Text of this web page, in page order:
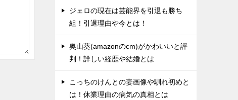
ジェロの現在は芸能界を引退も勝ち
組！引退理由や今とは！
奥山葵(amazonのcm)がかわいいと評
判！詳しい経歴や結婚とは
こっちのけんとの妻画像や馴れ初めと
は！休業理由の病気の真相とは